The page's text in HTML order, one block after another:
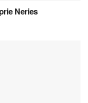
Neries